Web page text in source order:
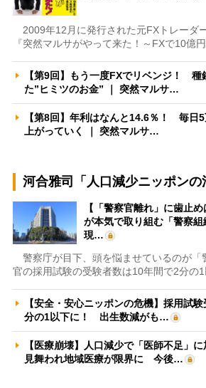
2009年12月に発行された元FXトレーダ
『突然マルサがやって来た！～FXで10億
【第9回】もう一度FXでリベンジ！ 種
た”ヒミツのお金” ｜ 突然マルサ…
【第8回】年利はなんと14.6％！ 毎日
上がっていく ｜ 突然マルサ…
河合雅司「人口減少ニッポンの
【「警察官離れ」に歯止
が本気で取り組む「警察
現…
警察庁が目下、頭を悩ませているのが「
官の採用試験の受験者数は10年間で2分の1
【安全・安心ニッポンの危機】採用試
分の1以下に！ 出生数減がも…
【医療崩壊】人口減少で「医師不足」
見舞われ地域医療が限界に 今後…